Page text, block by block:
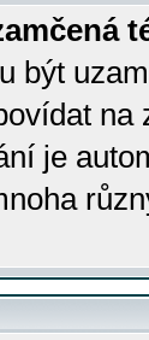
být
na
je